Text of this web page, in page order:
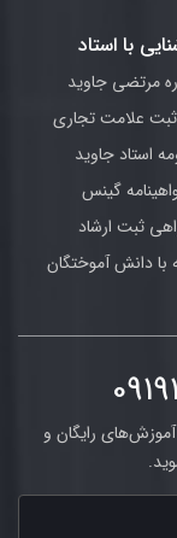
با استاد
مرتضی جاوید
علامت تجاری
استاد جاوید
گینس
ثبت ارشاد
با دانش آموختگان
آموزش‌های رایگان و